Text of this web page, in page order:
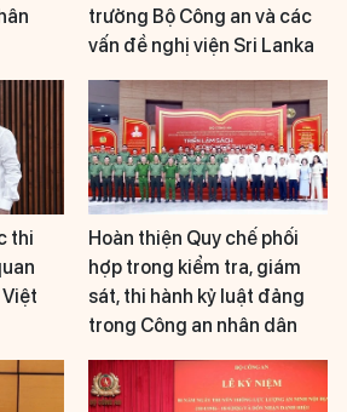
trưởng Bộ Công an và các
vấn đề nghị viện Sri Lanka
thi
Hoàn thiện Quy chế phối
hợp trong kiểm tra, giám
sát, thi hành kỷ luật đảng
trong Công an nhân dân